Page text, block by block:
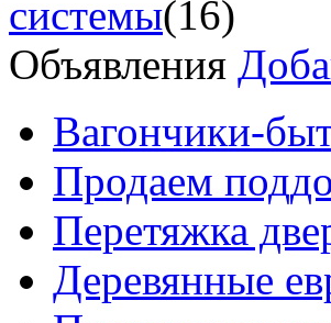
системы(16)
Объявления
Вагончики-
Продаем
Перетяжка
Деревянные